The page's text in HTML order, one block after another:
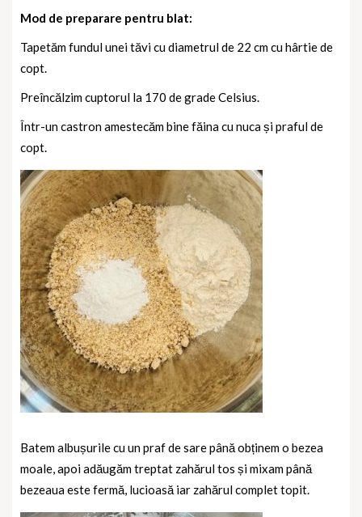
Mod de preparare pentru blat:
Tapetăm fundul unei tăvi cu diametrul de 22 cm cu hârtie de
copt.
Preîncălzim cuptorul la 170 de grade Celsius.
Într-un castron amestecăm bine făina cu nuca și praful de
copt.
Batem albușurile cu un praf de sare până obținem o bezea
moale, apoi adăugăm treptat zahărul tos și mixam până
bezeaua este fermă, lucioasă iar zahărul complet topit.